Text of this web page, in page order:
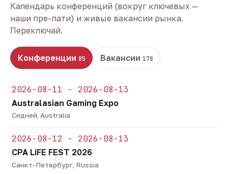
Календарь конференций (вокруг ключевых —
наши пре-пати) и живые вакансии рынка.
Переключай.
Конференции 85 Вакансии 178
2026-08-11 - 2026-08-13
Australasian Gaming Expo
Сидней, Australia
2026-08-12 - 2026-08-13
CPA LiFE FEST 2026
Санкт-Петербург, Russia